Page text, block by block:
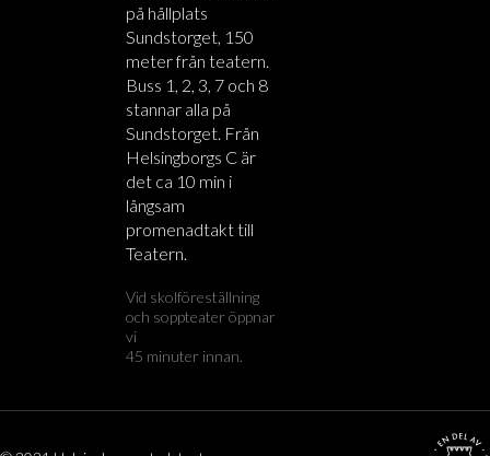
på hållplats
Sundstorget, 150
meter från teatern.
Buss 1, 2, 3, 7 och 8
stannar alla på
Sundstorget. Från
Helsingborgs C är
det ca 10 min i
långsam
promenadtakt till
Teatern.
Vid skolföreställning
och soppteater öppnar
vi
45 minuter innan.